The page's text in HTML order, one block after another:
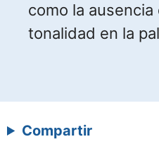
como la
tonalidad en la
Compartir